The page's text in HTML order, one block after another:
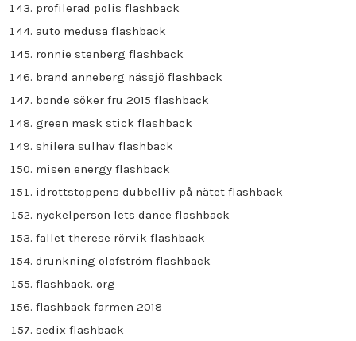
profilerad polis flashback
auto medusa flashback
ronnie stenberg flashback
brand anneberg nässjö flashback
bonde söker fru 2015 flashback
green mask stick flashback
shilera sulhav flashback
misen energy flashback
idrottstoppens dubbelliv på nätet flashback
nyckelperson lets dance flashback
fallet therese rörvik flashback
drunkning olofström flashback
flashback. org
flashback farmen 2018
sedix flashback